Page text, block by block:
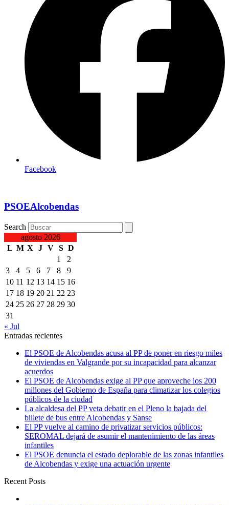
Facebook
PSOEAlcobendas
Search
agosto 2026
L M X J V S D
1
2
3
4 5 6 7 8
9
10 11 12 13 14 15 16
17 18 19 20 21 22 23
24 25 26 27 28 29 30
31
« Jul
Entradas recientes
El PSOE de Alcobendas acusa al PP de poner en riesgo miles
de viviendas en Valgrande por su incapacidad para alcanzar
acuerdos
El PSOE de Alcobendas exige al PP que aproveche los 200
millones del Gobierno de España para climatizar los colegios
públicos de la ciudad
La alcaldesa del PP veta debatir en el Pleno la bajada del
billete de bus entre Alcobendas y Sanse
El PP vuelve al camino de privatizar servicios públicos:
SEROMAL dejará de asumir el mantenimiento de las áreas
infantiles
El PSOE denuncia el estado deplorable de las zonas infantiles
de Alcobendas y exige una actuación urgente
Recent Posts